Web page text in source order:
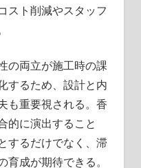
スト削減やスタッフ
の両立が施工時の課
するため、設計と内
も重要視される。香
的に演出すること
するだけでなく、滞
成が期待できる。